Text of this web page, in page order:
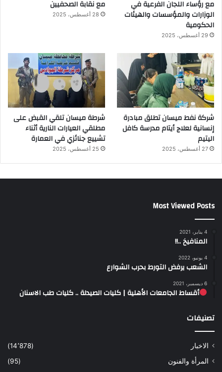
مع رؤساء اللجان الفرعية في
الوزارات والمؤسسات والهيئات
الحكومية
29 أغسطس، 2025
مع نقابة الصحفيين
28 أغسطس، 2025
شركة نفط ميسان تطلق مبادرة
إنسانية لعلاج أيتام مدرسة كافل
اليتيم
27 أغسطس، 2025
شرطة ميسان تلقي القبض على
مطلقي العيارات النارية أثناء
تشييع جنائزي في العمارة
25 أغسطس، 2025
Most Viewed Posts
4 يناير، 2021
المنافيخ ..!!
4 يونيو، 2022
الشعب يرفض التورط بحرب الشوارع
6 ديسمبر، 2021
أقساط الجامعات الأهلية | كليات الصيدلة .. كليات طب الاسنان
تصنيفات
الاخبار
(14٬878)
المرأة والفنون
(95)